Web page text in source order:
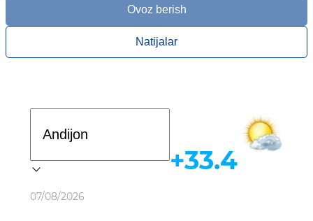
Ovoz berish
Natijalar
Ob-havo
07/08/2026
+33.4